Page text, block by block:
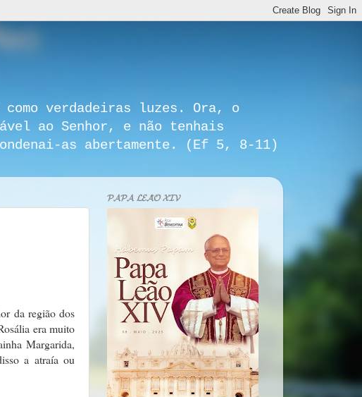
verdadeiras luzes. Ora, o
ao Senhor, e não tenhais
as abertamente. (Ef 5, 8-11)
da região dos
era muito
Margarida,
a atraía ou
𝓟𝓐𝓟𝓐 𝓛𝓔𝓐̃𝓞 𝓧𝓘𝓥